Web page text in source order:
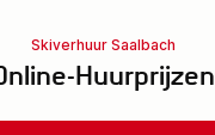
Skiverhuur Saalbach
Huurprijzen